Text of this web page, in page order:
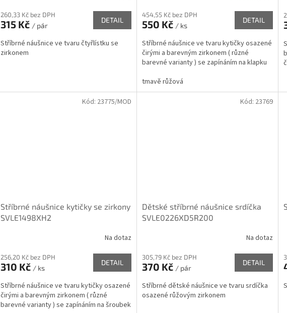
260,33 Kč bez DPH
315 Kč / pár
DETAIL
Stříbrné náušnice ve tvaru čtyřlístku se
zirkonem
454,55 Kč bez DPH
550 Kč / ks
DETAIL
Stříbrné náušnice ve tvaru kytičky osazené
čirými a barevným zirkonem ( různé
barevné varianty ) se zapínáním na klapku
tmavě růžová
Stříbrné náušnice kytičky se zirkony
SVLE1498XH2
Na dotaz
256,20 Kč bez DPH
310 Kč / ks
DETAIL
Stříbrné náušnice ve tvaru kytičky osazené
čirými a barevným zirkonem ( různé
barevné varianty ) se zapínáním na šroubek
Kód: 23775/MOD
Dětské stříbrné náušnice srdíčka
SVLE0226XD5R200
Na dotaz
305,79 Kč bez DPH
370 Kč / pár
DETAIL
Stříbrné dětské náušnice ve tvaru srdíčka
osazené růžovým zirkonem
Kód: 23769